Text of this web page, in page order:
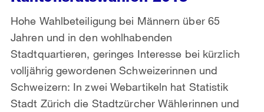
Hohe Wahlbeteiligung bei Männern über 65
Jahren und in den wohlhabenden
Stadtquartieren, geringes Interesse bei kürzlich
volljährig gewordenen Schweizerinnen und
Schweizern: In zwei Webartikeln hat Statistik
Stadt Zürich die Stadtzürcher Wählerinnen und